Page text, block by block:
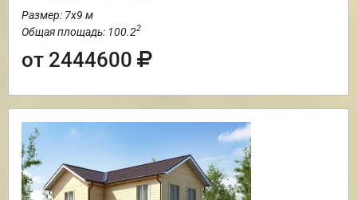
Размер: 7х9 м
Общая площадь: 100.22
от 2444600